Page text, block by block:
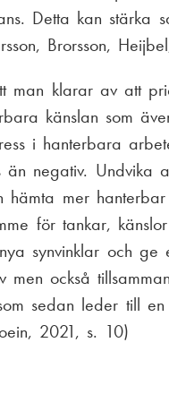
Detta kan stärka
Brorsson,
man klarar av att
känslan som
i hanterbara
än negativ. Undvika
mer
för tankar,
synvinklar och
men också
sedan leder till en
2021, s. 10)